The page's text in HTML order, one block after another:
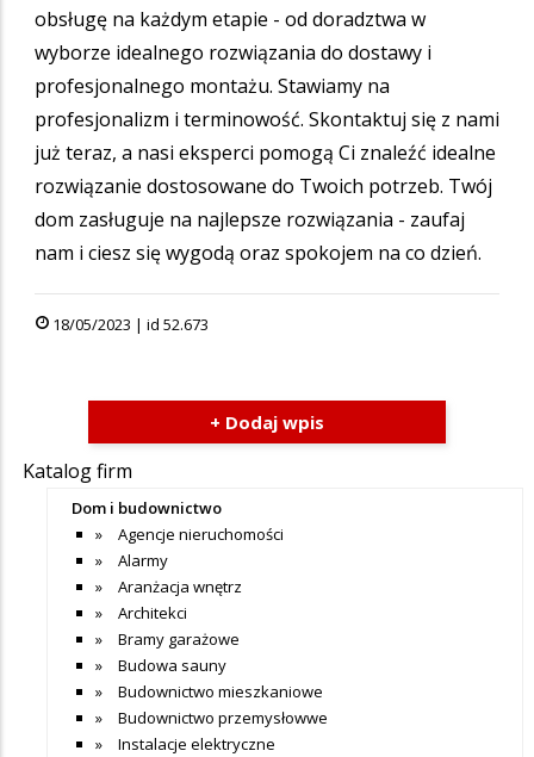
obsługę na każdym etapie - od doradztwa w
wyborze idealnego rozwiązania do dostawy i
profesjonalnego montażu. Stawiamy na
profesjonalizm i terminowość. Skontaktuj się z nami
już teraz, a nasi eksperci pomogą Ci znaleźć idealne
rozwiązanie dostosowane do Twoich potrzeb. Twój
dom zasługuje na najlepsze rozwiązania - zaufaj
nam i ciesz się wygodą oraz spokojem na co dzień.
18/05/2023 | id 52.673
+ Dodaj wpis
Katalog firm
Dom i budownictwo
Agencje nieruchomości
Alarmy
Aranżacja wnętrz
Architekci
Bramy garażowe
Budowa sauny
Budownictwo mieszkaniowe
Budownictwo przemysłowwe
Instalacje elektryczne